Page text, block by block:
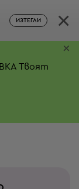
ИЗТЕГЛИ ×
Твоят
×